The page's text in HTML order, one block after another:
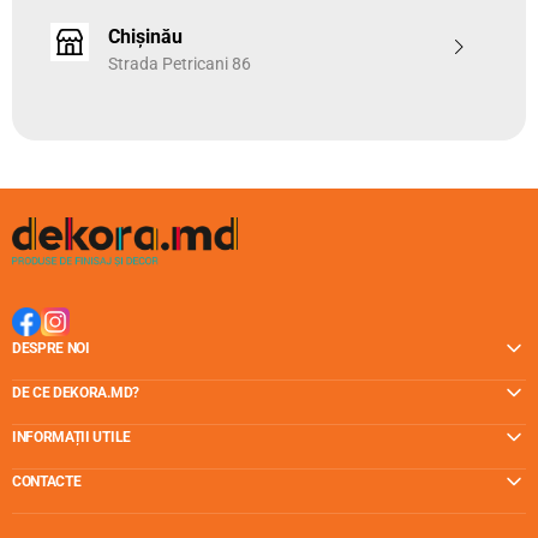
culoare ca restul elementelor.
Consola (Suportul) pentru galerii se fixează de tavan cu trei
iluminat, furnitură de mobilier, nuanța textilelor ș.a.
De obicei, sunt destule 2 bucăți de console pentru a forma
un set de galerii, însă când cumpărați bare lungi și subțiri,
mai adăugați a treia consolă pe mijloc pentru a-i adăuga
Chișinău
Strada Petricani 86
DESPRE NOI
DE CE DEKORA.MD?
INFORMAȚII UTILE
CONTACTE